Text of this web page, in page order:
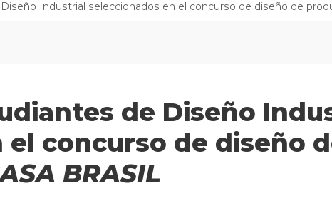
Industrial seleccionados en el concurso de diseño de
de Diseño
el concurso de diseño
BRASIL